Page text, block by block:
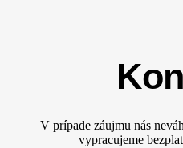
V prípade záujmu nás
vypracujeme